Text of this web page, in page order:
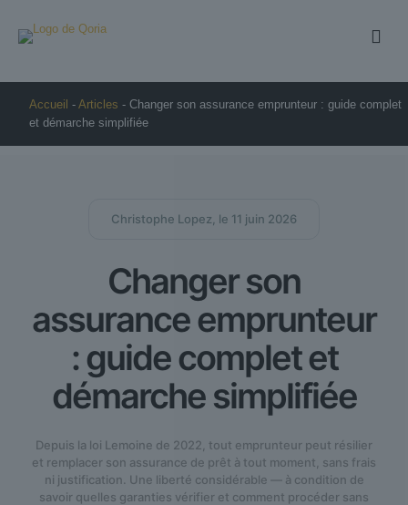
Accueil - Articles - Changer son assurance emprunteur : guide complet
et démarche simplifiée
Christophe Lopez, le 11 juin 2026
Changer son
assurance emprunteur
: guide complet et
démarche simplifiée
Depuis la loi Lemoine de 2022, tout emprunteur peut résilier
et remplacer son assurance de prêt à tout moment, sans frais
ni justification. Une liberté considérable — à condition de
savoir quelles garanties vérifier et comment procéder sans